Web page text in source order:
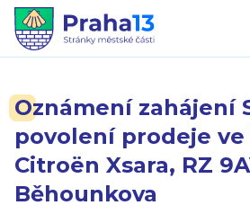
Oznámení zahájení
povolení prodeje ve
Citroën Xsara, RZ
Běhounkova